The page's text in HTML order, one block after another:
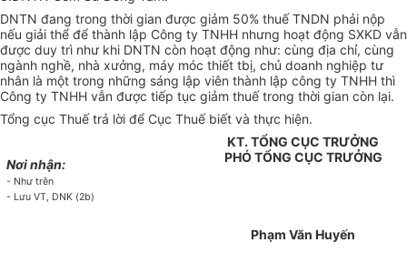
DNTN đang trong thời gian được giảm 50% thuế TNDN phải nộp
nếu giải thể để thành lập Công ty TNHH nhưng hoạt động SXKD vẫn
được duy trì như khi DNTN còn hoạt động như: cùng địa chỉ, cùng
ngành nghề, nhà xưởng, máy móc thiết tbị, chủ doanh nghiệp tư
nhân là một trong những sáng lập viên thành lập công ty TNHH thì
Công ty TNHH vẫn được tiếp tục giảm thuế trong thời gian còn lại.
Tổng cục Thuế trả lời để Cục Thuế biết và thực hiện.
Nơi nhận:
- Như trên
- Lưu VT, DNK (2b)
KT. TỔNG CỤC TRƯỞNG
PHÓ TỔNG CỤC TRƯỞNG
Phạm Văn Huyến